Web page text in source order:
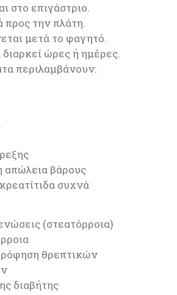
στο επιγάστριο.
προς την πλάτη.
μετά το φαγητό.
ώρες ή ημέρες.
περιλαμβάνουν:
απώλεια βάρους
συχνά
(στεατόρροια)
θρεπτικών
διαβήτης